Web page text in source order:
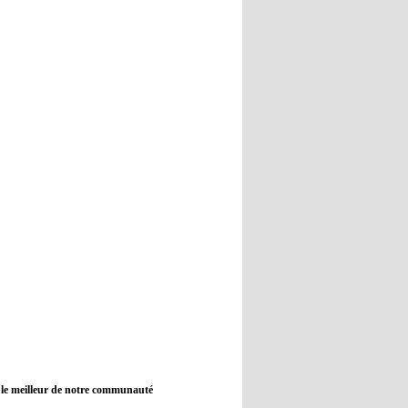
08:21 - 2022/11/08
meilleur de notre communauté